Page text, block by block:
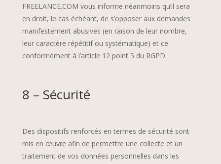
FREELANCE.COM vous informe néanmoins qu’il sera
en droit, le cas échéant, de s’opposer aux demandes
manifestement abusives (en raison de leur nombre,
leur caractère répétitif ou systématique) et ce
conformément à l’article 12 point 5 du RGPD.
8 – Sécurité
Des dispositifs renforcés en termes de sécurité sont
mis en œuvre afin de permettre une collecte et un
traitement de vos données personnelles dans les